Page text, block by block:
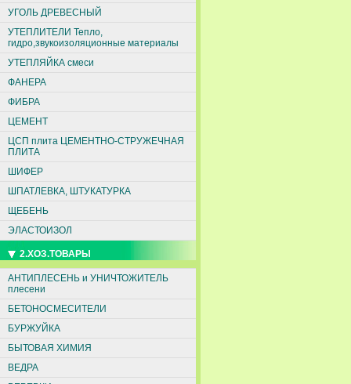
УГОЛЬ ДРЕВЕСНЫЙ
УТЕПЛИТЕЛИ Тепло,
гидро,звукоизоляционные материалы
УТЕПЛЯЙКА смеси
ФАНЕРА
ФИБРА
ЦЕМЕНТ
ЦСП плита ЦЕМЕНТНО-СТРУЖЕЧНАЯ
ПЛИТА
ШИФЕР
ШПАТЛЕВКА, ШТУКАТУРКА
ЩЕБЕНЬ
ЭЛАСТОИЗОЛ
2.ХОЗ.ТОВАРЫ
АНТИПЛЕСЕНЬ и УНИЧТОЖИТЕЛЬ
плесени
БЕТОНОСМЕСИТЕЛИ
БУРЖУЙКА
БЫТОВАЯ ХИМИЯ
ВЕДРА